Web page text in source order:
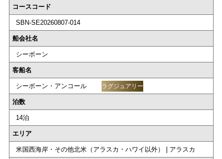
コースコード
SBN-SE20260807-014
船会社名
シーボーン
客船名
シーボーン・アンコール ラグジュアリー
泊数
14泊
エリア
米国西海岸・その他北米（アラスカ・ハワイ以外） | アラスカ